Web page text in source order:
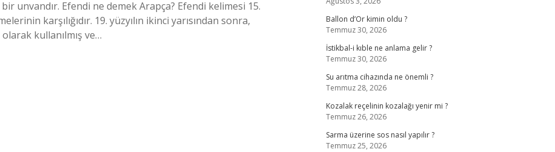
unvandır. Efendi ne demek Arapça? Efendi kelimesi 15.
karşılığıdır. 19. yüzyılın ikinci yarısından sonra,
kullanılmış ve…
Ballon d’Or kimin oldu ?
Temmuz 30, 2026
İstikbal-i kıble ne anlama gelir ?
Temmuz 30, 2026
Su arıtma cihazında ne önemli ?
Temmuz 28, 2026
Kozalak reçelinin kozalağı yenir mi ?
Temmuz 26, 2026
Sarma üzerine sos nasıl yapılır ?
Temmuz 25, 2026